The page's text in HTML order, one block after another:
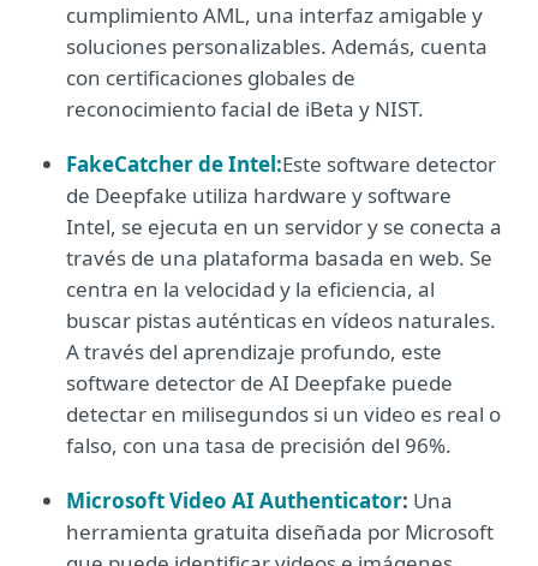
cumplimiento AML, una interfaz amigable y
soluciones personalizables. Además, cuenta
con certificaciones globales de
reconocimiento facial de iBeta y NIST.
FakeCatcher de Intel:Este software detector
de Deepfake utiliza hardware y software
Intel, se ejecuta en un servidor y se conecta a
través de una plataforma basada en web. Se
centra en la velocidad y la eficiencia, al
buscar pistas auténticas en vídeos naturales.
A través del aprendizaje profundo, este
software detector de AI Deepfake puede
detectar en milisegundos si un video es real o
falso, con una tasa de precisión del 96%.
Microsoft Video AI Authenticator: Una
herramienta gratuita diseñada por Microsoft